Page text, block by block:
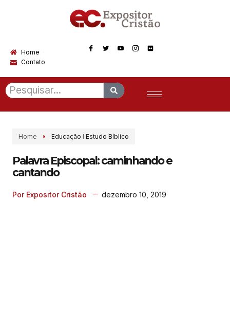
Home
Contato
Home Educação I Estudo Bíblico
Palavra Episcopal: caminhando e
cantando
Por Expositor Cristão dezembro 10, 2019